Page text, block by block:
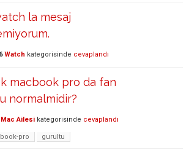
la mesaj
Watch kategorisinde cevaplandı
macbook pro da fan
normalmidir?
Mac Ailesi kategorisinde cevaplandı
pro gurultu